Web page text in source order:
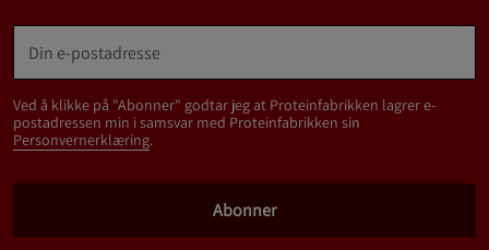
Ved å klikke på "Abonner" godtar jeg at Proteinfabrikken lagrer e-
postadressen min i samsvar med Proteinfabrikken sin
Personvernerklæring.
Abonner